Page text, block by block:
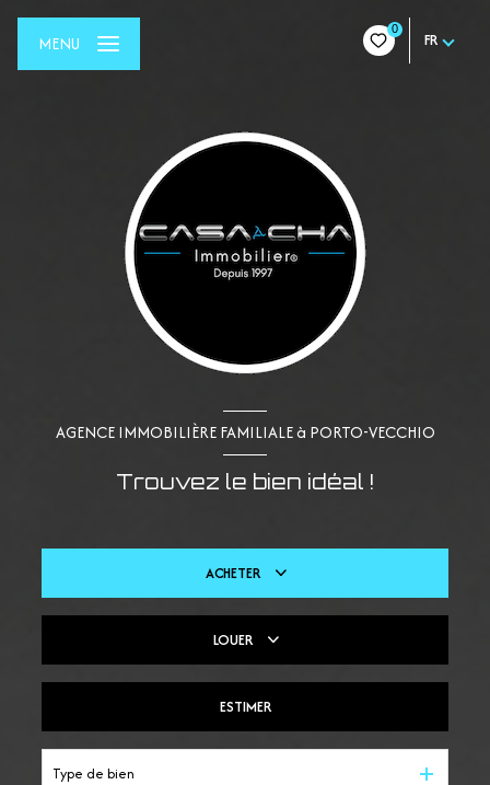
0
FR
MENU
AGENCE IMMOBILIÈRE FAMILIALE à PORTO-VECCHIO
Trouvez le bien idéal !
ACHETER
Du neuf
LOUER
ESTIMER
Type de bien